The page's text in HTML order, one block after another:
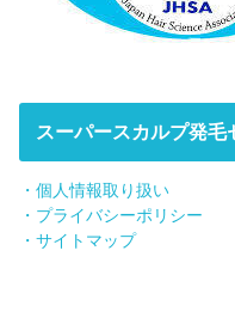
スーパースカルプ発
・個人情報取り扱い
・プライバシーポリシー
・サイトマップ